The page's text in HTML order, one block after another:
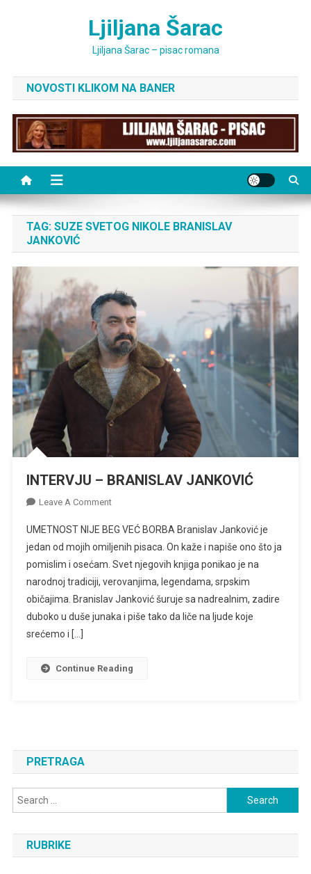
Ljiljana Šarac
Ljiljana Šarac – pisac romana
NOVOSTI KLIKOM NA BANER
TAG: SUZE SVETOG NIKOLE BRANISLAV
JANKOVIĆ
INTERVJU – BRANISLAV JANKOVIĆ
Leave A CommentOn
–
BRANISLAV
JANKOVIĆ
UMETNOST NIJE BEG VEĆ BORBA Branislav Janković je
jedan od mojih omiljenih pisaca. On kaže i napiše ono što ja
pomislim i osećam. Svet njegovih knjiga ponikao je na
narodnoj tradiciji, verovanjima, legendama, srpskim
običajima. Branislav Janković šuruje sa nadrealnim, zadire
duboko u duše junaka i piše tako da liče na ljude koje
srećemo i […]
Continue Reading
PRETRAGA
Search
for:
RUBRIKE